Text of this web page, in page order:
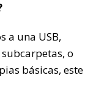
a una USB,
o
básicas, este